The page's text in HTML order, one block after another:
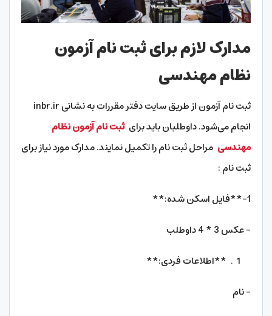
مدارک لازم برای ثبت نام آزمون
نظام مهندسی
ثبت نام آزمون از طریق سایت دفتر مقررات به نشانی inbr.ir
انجام می‌شود. داوطلبان باید برایثبت نام آزمون نظام
مهندسی مراحل ثبت نام را تکمیل نمایند. مدارک مورد نیاز برای
ثبت نام :
1-**فایل اسکن شده:**
– عکس 3 * 4 داوطلب
**اطلاعات فردی:**
– نام